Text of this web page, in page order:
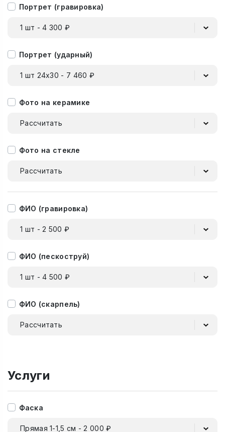
Портрет (гравировка)
1 шт - 4 300 ₽
Портрет (ударный)
1 шт 24х30 - 7 460 ₽
Фото на керамике
Рассчитать
Фото на стекле
Рассчитать
ФИО (гравировка)
1 шт - 2 500 ₽
ФИО (пескоструй)
1 шт - 4 500 ₽
ФИО (скарпель)
Рассчитать
Услуги
Фаска
Прямая 1-1,5 см - 2 000 ₽